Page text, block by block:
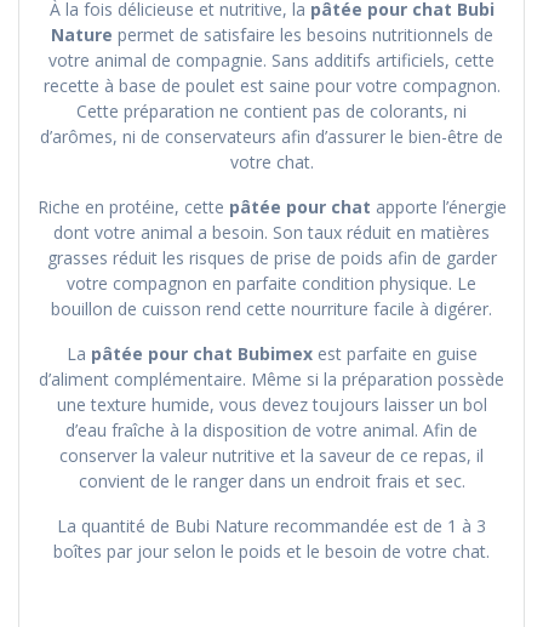
À la fois délicieuse et nutritive, la pâtée pour chat Bubi
Nature permet de satisfaire les besoins nutritionnels de
votre animal de compagnie. Sans additifs artificiels, cette
recette à base de poulet est saine pour votre compagnon.
Cette préparation ne contient pas de colorants, ni
d’arômes, ni de conservateurs afin d’assurer le bien-être de
votre chat.
Riche en protéine, cette pâtée pour chat apporte l’énergie
dont votre animal a besoin. Son taux réduit en matières
grasses réduit les risques de prise de poids afin de garder
votre compagnon en parfaite condition physique. Le
bouillon de cuisson rend cette nourriture facile à digérer.
La pâtée pour chat Bubimexest parfaite en guise
d’aliment complémentaire. Même si la préparation possède
une texture humide, vous devez toujours laisser un bol
d’eau fraîche à la disposition de votre animal. Afin de
conserver la valeur nutritive et la saveur de ce repas, il
convient de le ranger dans un endroit frais et sec.
La quantité de Bubi Nature recommandée est de 1 à 3
boîtes par jour selon le poids et le besoin de votre chat.